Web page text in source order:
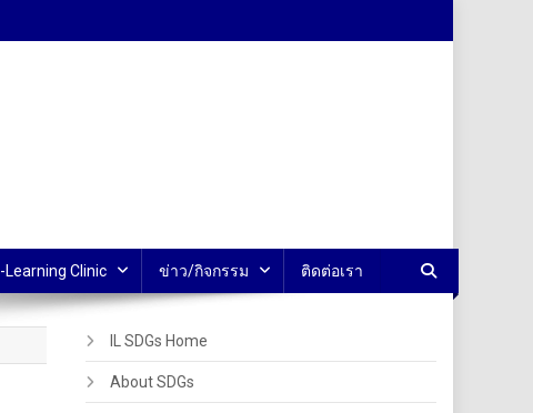
I-Learning Clinic ข่าว/กิจกรรม ติดต่อเรา
IL SDGs Home
About SDGs